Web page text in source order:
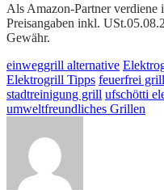
Als Amazon-Partner verdiene
Preisangaben inkl.
Gewähr.
einweggrill alternative
Elektrogrill Tipps feuerfrei
stadtreinigung grill ufschötti
umweltfreundliches Grillen